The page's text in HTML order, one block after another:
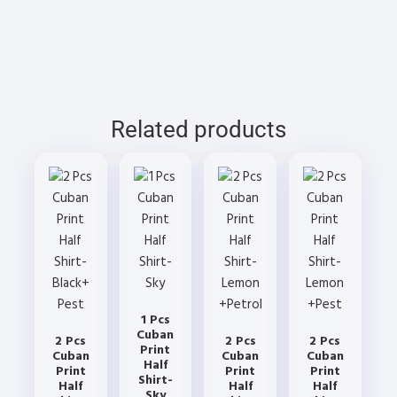
the
product
page
be
chosen
the
product
page
Related products
2 Pcs
Cuban
Print
Half
1 Pcs
Cuban
Print
Half
Shirt-
2 Pcs
Cuban
Print
Half
2 Pcs
Cuban
Print
Half